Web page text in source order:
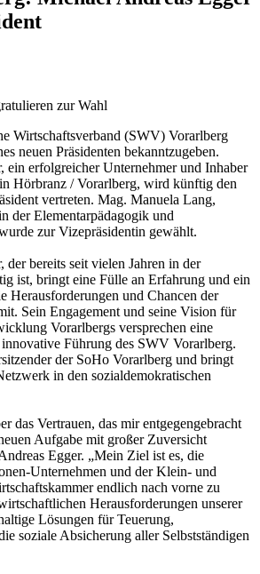
zur Wahl
Wirtschaftsverband (SWV) Vorarlberg
neuen Präsidenten bekanntzugeben.
ein erfolgreicher Unternehmer und Inhaber
Hörbranz / Vorarlberg, wird künftig den
vertreten. Mag. Manuela Lang,
der Elementarpädagogik und
zur Vizepräsidentin gewählt.
der bereits seit vielen Jahren in der
ist, bringt eine Fülle an Erfahrung und ein
Herausforderungen und Chancen der
Sein Engagement und seine Vision für
Vorarlbergs versprechen eine
Führung des SWV Vorarlberg.
der SoHo Vorarlberg und bringt
in den sozialdemokratischen
das Vertrauen, das mir entgegengebracht
Aufgabe mit großer Zuversicht
Egger. „Mein Ziel ist es, die
Unternehmen und der Klein- und
endlich nach vorne zu
Herausforderungen unserer
Lösungen für Teuerung,
soziale Absicherung aller Selbstständigen